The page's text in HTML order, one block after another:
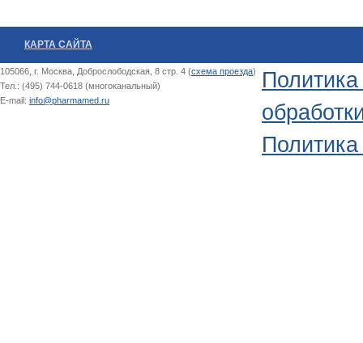
КАРТА САЙТА
105066, г. Москва, Доброслободская, 8 стр. 4 (схема проезда)
Тел.: (495) 744-0618 (многоканальный)
E-mail: info@pharmamed.ru